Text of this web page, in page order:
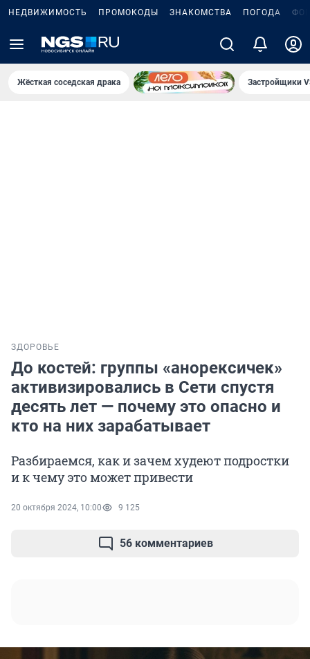
НЕДВИЖИМОСТЬ ПРОМОКОДЫ ЗНАКОМСТВА ПОГОДА
Жёсткая соседская драка Застройщики
ЗДОРОВЬЕ
До костей: группы «анорексичек»
активизировались в Сети спустя
десять лет — почему это опасно и
кто на них зарабатывает
Разбираемся, как и зачем худеют подростки
и к чему это может привести
20 октября 2024, 10:00 9 125
56 комментариев